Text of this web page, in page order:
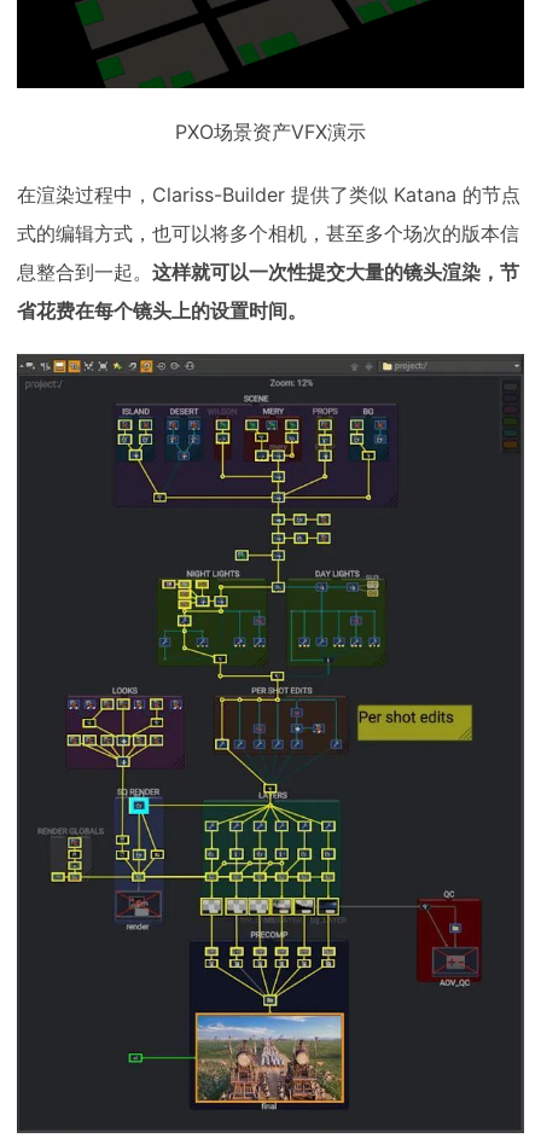
PXO场景资产VFX演示
在渲染过程中，Clariss-Builder 提供了类似 Katana 的节点
式的编辑方式，也可以将多个相机，甚至多个场次的版本信
息整合到一起。 这样就可以一次性提交大量的镜头渲染，节
省花费在每个镜头上的设置时间。